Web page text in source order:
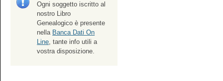
Ogni soggetto iscritto al
nostro Libro
Genealogico è presente
nella Banca Dati On
Line, tante info utili a
vostra disposizione.